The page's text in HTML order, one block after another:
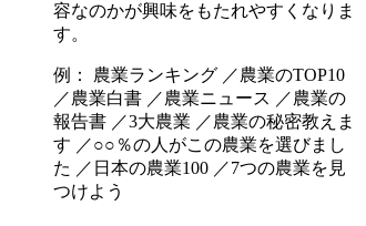
容なのかが興味をもたれやすくなりま
す。
例： 農業ランキング ／農業のTOP10
／農業白書 ／農業ニュース ／農業の
報告書 ／3大農業 ／農業の秘密教えま
す ／○○％の人がこの農業を選びまし
た ／日本の農業100 ／7つの農業を見
つけよう